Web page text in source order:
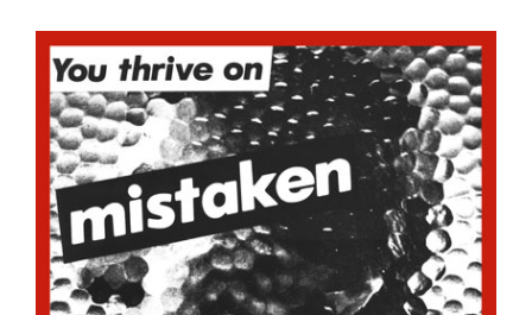
View
Larger
Image